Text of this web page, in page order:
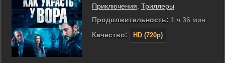
Приключения Триллеры
Продолжительность: 1 ч 36 мин
Качество:
HD (720p)